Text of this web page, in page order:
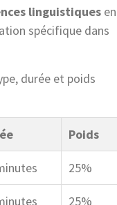
linguistiques en
spécifique dans
durée et poids
Poids
25%
25%